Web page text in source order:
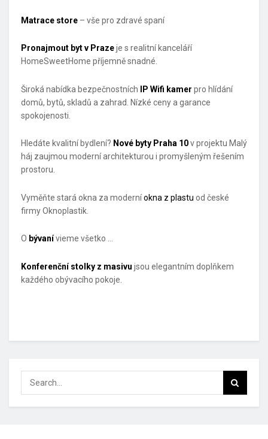
Matrace store – vše pro zdravé spaní
Pronajmout byt v Prazeje s realitní kanceláří
HomeSweetHome příjemně snadné.
Široká nabídka bezpečnostních IP Wifi kamer pro hlídání
domů, bytů, skladů a zahrad. Nízké ceny a garance
spokojenosti.
Hledáte kvalitní bydlení? Nové byty Praha 10v projektu Malý
háj zaujmou moderní architekturou i promyšleným řešením
prostoru.
Vyměňte stará okna za moderníokna z plastu od české
firmy Oknoplastik.
O bývanívieme všetko …
Konferenční stolky z masivu jsou elegantním doplňkem
každého obývacího pokoje.